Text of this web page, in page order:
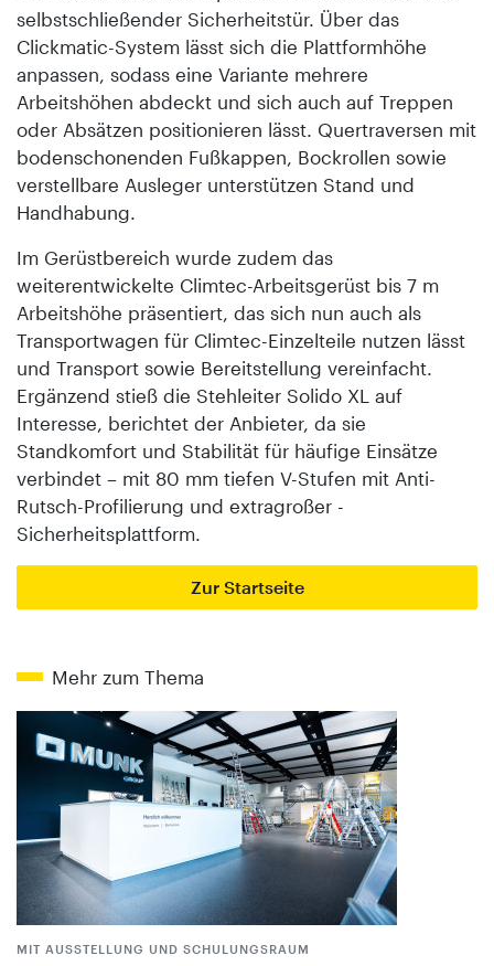
selbstschließender Sicherheitstür. Über das
Clickmatic-System lässt sich die Plattformhöhe
anpassen, sodass eine Variante mehrere
Arbeitshöhen abdeckt und sich auch auf Treppen
oder Absätzen positionieren lässt. Quertraversen mit
bodenschonenden Fußkappen, Bockrollen sowie
verstellbare Ausleger unterstützen Stand und
Handhabung.
Im Gerüstbereich wurde zudem das
weiterentwickelte Climtec-Arbeitsgerüst bis 7 m
Arbeitshöhe präsentiert, das sich nun auch als
Transportwagen für Climtec-Einzelteile nutzen lässt
und Transport sowie Bereitstellung vereinfacht.
Ergänzend stieß die Stehleiter ­Solido XL auf
Interesse, berichtet der Anbieter, da sie
Standkomfort und Stabilität für häufige Einsätze
verbindet – mit 80 mm tiefen V-Stufen mit Anti-
Rutsch-Profilierung und ex­tragroßer ­
Sicherheitsplattform.
Zur Startseite
Mehr zum Thema
MIT AUSSTELLUNG UND SCHULUNGSRAUM